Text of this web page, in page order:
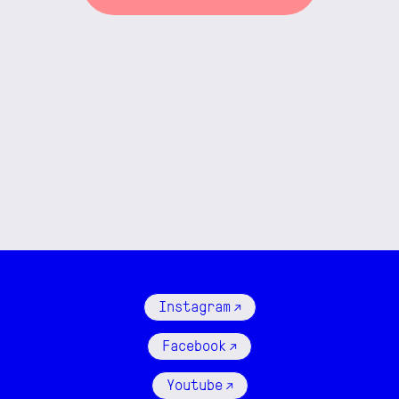
Instagram ↗
Facebook ↗
Youtube ↗